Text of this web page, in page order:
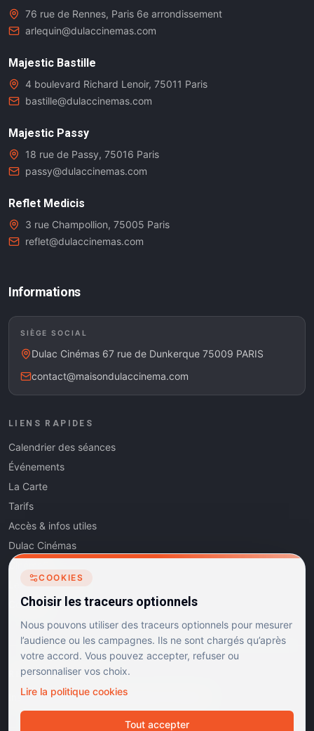
76 rue de Rennes, Paris 6e arrondissement
arlequin@dulaccinemas.com
Majestic Bastille
4 boulevard Richard Lenoir, 75011 Paris
bastille@dulaccinemas.com
Majestic Passy
18 rue de Passy, 75016 Paris
passy@dulaccinemas.com
Reflet Medicis
3 rue Champollion, 75005 Paris
reflet@dulaccinemas.com
Informations
SIÈGE SOCIAL
Dulac Cinémas 67 rue de Dunkerque 75009 PARIS
contact@maisondulaccinema.com
LIENS RAPIDES
Calendrier des séances
Événements
La Carte
Tarifs
Accès & infos utiles
Dulac Cinémas
Cinéma5
Les Dits de l'Art
Contact
RÉSEAUX SOCIAUX
Instagram Facebook Linkedin
COOKIES
Choisir les traceurs optionnels
Nous pouvons utiliser des traceurs optionnels pour mesurer
l’audience ou les campagnes. Ils ne sont chargés qu’après
votre accord. Vous pouvez accepter, refuser ou
personnaliser vos choix.
Lire la politique cookies
Tout accepter